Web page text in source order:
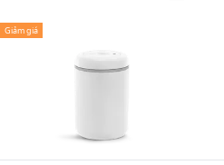
Giảm giá